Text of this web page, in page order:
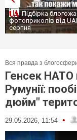
Підбірка
фотоприколів від
серпня
Вся правда з
Генсек НАТО
Румунії:
дюйм"
29.05.2026, 11:54 •